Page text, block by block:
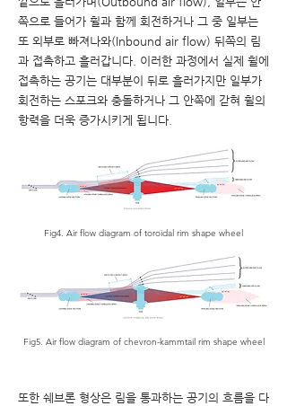
쪽으로 들어가 휠과 함께 회전하거나 그 중 일부는
또 외부로 빠져나와(Inbound air flow) 뒤쪽의 림
과 접촉하고 흘러갑니다. 이러한 과정에서 실제 휠에
접촉하는 공기는 대부분이 뒤로 흘러가지만 일부가
회전하는 스포크와 충돌하거나 그 안쪽에 갇혀 휠의
항력을 더욱 증가시키게 됩니다.
Fig4. Air flow diagram of toroidal rim shape wheel
Fig5. Air flow diagram of chevron-kammtail rim shape wheel
또한 쉐브론 형상은 림을 통과하는 공기의 흐름을 다